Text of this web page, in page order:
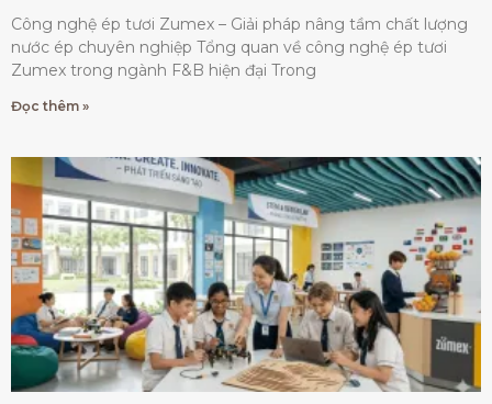
Công nghệ ép tươi Zumex – Giải pháp nâng tầm chất lượng
nước ép chuyên nghiệp Tổng quan về công nghệ ép tươi
Zumex trong ngành F&B hiện đại Trong
Đọc thêm »